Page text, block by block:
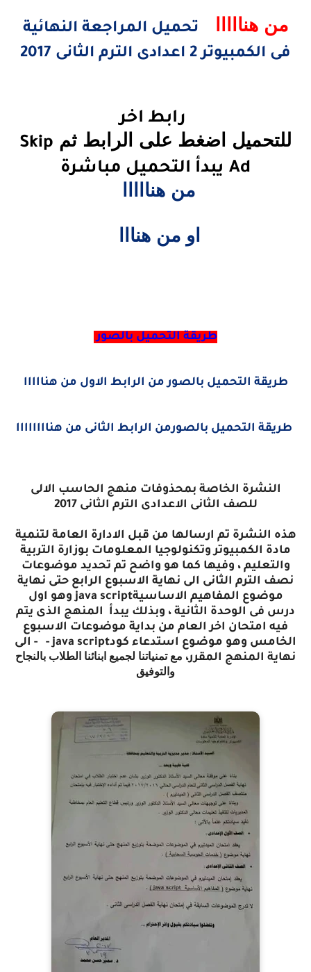
من هنااااا
تحميل المراجعة النهائية
فى الكمبيوتر 2 اعدادى الترم الثانى 2017
رابط اخر
للتحميل اضغط على الرابط ثم Skip
Ad يبدأ التحميل مباشرة
من هنااااا
او من هنااا
طريقة التحميل بالصور
طريقة التحميل بالصور من الرابط الاول من هنااااا
طريقة التحميل بالصورمن الرابط الثانى من هناااااااا
النشرة الخاصة بمحذوفات منهج الحاسب الالى
للصف الثانى الاعدادى الترم الثانى 2017
هذه النشرة تم ارسالها من قبل الادارة العامة لتنمية
مادة الكمبيوتر وتكنولوجيا المعلومات بوزارة التربية
والتعليم ، وفيها كما هو واضح تم تحديد موضوعات
نصف الترم الثانى الى نهاية الاسبوع الرابع حتى نهاية
موضوع المفاهيم الاساسيةjava script وهو اول
درس فى الوحدة الثانية ، وبذلك يبدأ المنهج الذى يتم
فيه امتحان اخر العام من بداية موضوعات الاسبوع
الخامس وهو موضوع استدعاء كودjava script - - الى
نهاية المنهج المقرر، مع تمنياتنا لجميع ابنائنا الطلاب بالنجاح
والتوفيق